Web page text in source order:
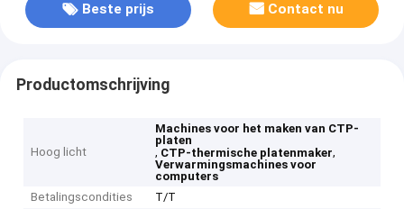
Beste prijs Contact nu
Productomschrijving
Hoog licht
Machines voor het maken van CTP-
platen
, CTP-thermische platenmaker,
Verwarmingsmachines voor
computers
Betalingscondities
T/T